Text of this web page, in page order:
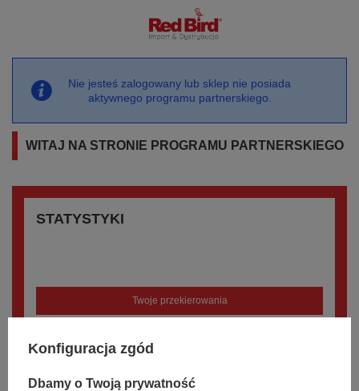
Nie jesteś zalogowany lub sklep nie posiada
aktywnego programu partnerskiego.
WITAJ NA STRONIE PROGRAMU PARTNERSKIEGO
STATYSTYKI
Twoje przekierowania
Konfiguracja zgód
Dbamy o Twoją prywatność